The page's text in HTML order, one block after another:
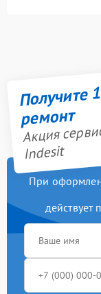
Получите
ремонт
Акция
Indesit
При
действует